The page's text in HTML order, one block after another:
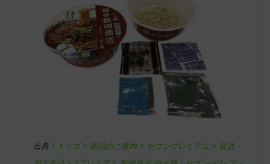
出典： トップ > 商品のご案内 > セブンプレミアム > 常温・